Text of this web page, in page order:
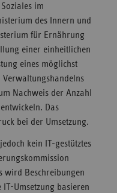
im
des Innern und
für Ernährung
einer einheitlichen
eines möglichst
Nachweis der Anzahl
Das
bei der Umsetzung.
kein IT-gestütztes
wird Beschreibungen
Umsetzung basieren